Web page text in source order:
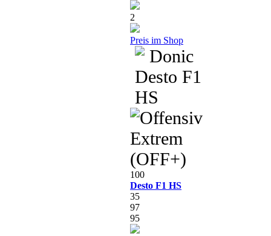
2
Preis im Shop
100
Desto F1 HS
35
97
95